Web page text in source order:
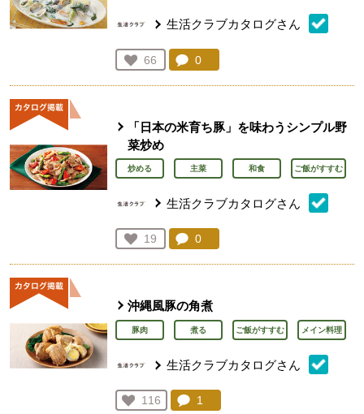
生活クラブカタログさん
お気に入り登録：
66
人が登録
コメント：
0
「日本の米育ち豚」を味わうシンプル野
菜炒め
炒める 主菜 和食 ご飯がすすむ
生活クラブカタログさん
お気に入り登録：
19
人が登録
コメント：
0
沖縄風豚の角煮
豚肉 煮る ご飯がすすむ メイン料理
生活クラブカタログさん
お気に入り登録：
116
コメント：
1